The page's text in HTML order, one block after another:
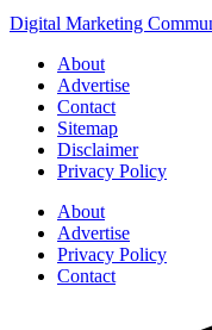
Digital Marketing
About
Advertise
Contact
Sitemap
Disclaimer
Privacy Policy
About
Advertise
Privacy Policy
Contact